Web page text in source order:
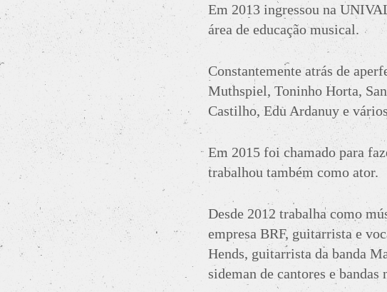
Em 2013 ingressou na
área de educação musical.
Constantemente atrás de
Muthspiel, Toninho Horta,
Castilho, Edu Ardanuy e
Em 2015 foi chamado para
trabalhou também como ator.
Desde 2012 trabalha como
empresa BRF, guitarrista e
Hends, guitarrista da banda
sideman de cantores e bandas